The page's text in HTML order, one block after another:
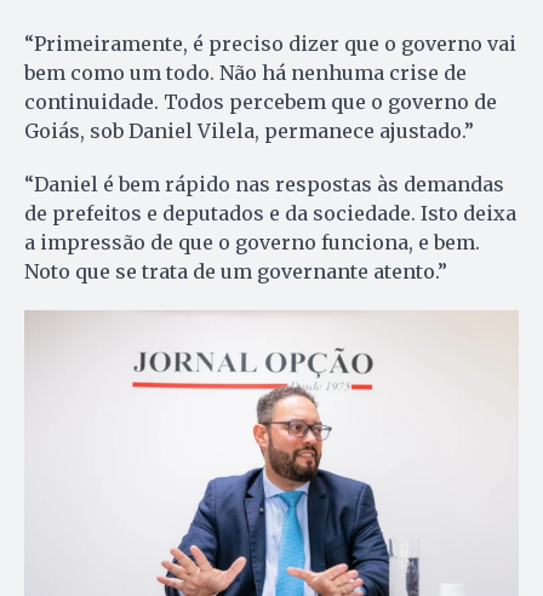
“Primeiramente, é preciso dizer que o governo vai
bem como um todo. Não há nenhuma crise de
continuidade. Todos percebem que o governo de
Goiás, sob Daniel Vilela, permanece ajustado.”
“Daniel é bem rápido nas respostas às demandas
de prefeitos e deputados e da sociedade. Isto deixa
a impressão de que o governo funciona, e bem.
Noto que se trata de um governante atento.”